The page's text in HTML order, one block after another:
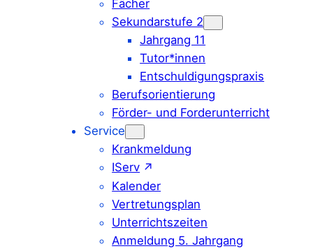
Fächer
Sekundarstufe 2
Jahrgang 11
Tutor*innen
Entschuldigungspraxis
Berufsorientierung
Förder- und Forderunterricht
Service
Krankmeldung
IServ
Kalender
Vertretungsplan
Unterrichtszeiten
Anmeldung 5. Jahrgang